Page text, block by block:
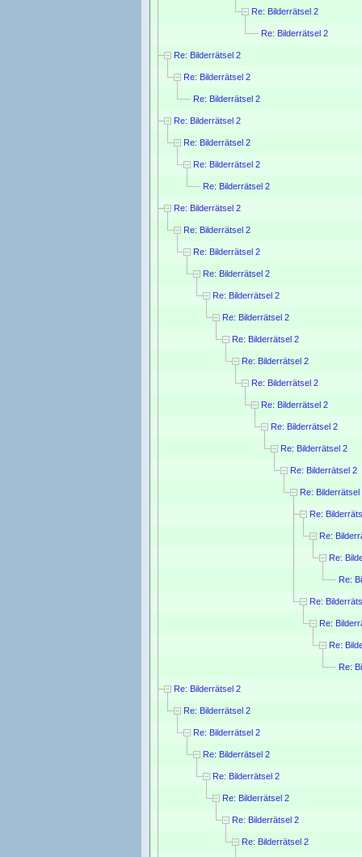
Re: Bilderrätsel 2
Re: Bilderrätsel 2
Re: Bilderrätsel 2
Re: Bilderrätsel 2
Re: Bilderrätsel 2
Re: Bilderrätsel 2
Re: Bilderrätsel 2
Re: Bilderrätsel 2
Re: Bilderrätsel 2
Re: Bilderrätsel 2
Re: Bilderrätsel 2
Re: Bilderrätsel 2
Re: Bilderrätsel 2
Re: Bilderrätsel 2
Re: Bilderrätsel 2
Re: Bilderrätsel 2
Re: Bilderrätsel 2
Re: Bilderrätsel 2
Re: Bilderrätsel 2
Re: Bilderrätsel 2
Re: Bilderrätsel 2
Re: Bilderrätsel 2
Re: Bilderrätsel
Re:
Re:
Re:
Re:
Re:
Re:
Re:
Re:
Re: Bilderrätsel 2
Re: Bilderrätsel 2
Re: Bilderrätsel 2
Re: Bilderrätsel 2
Re: Bilderrätsel 2
Re: Bilderrätsel 2
Re: Bilderrätsel 2
Re: Bilderrätsel 2